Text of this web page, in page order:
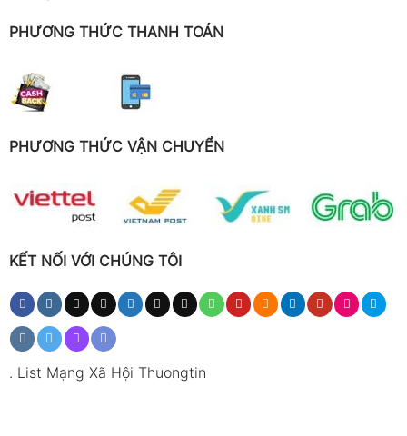
PHƯƠNG THỨC THANH TOÁN
PHƯƠNG THỨC VẬN CHUYỂN
KẾT NỐI VỚI CHÚNG TÔI
. List Mạng Xã Hội Thuongtin